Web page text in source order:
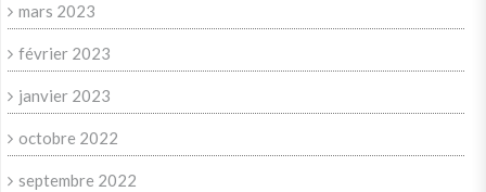
mars 2023
février 2023
janvier 2023
octobre 2022
septembre 2022